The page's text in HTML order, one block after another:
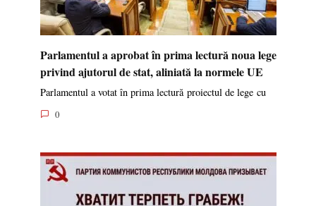
Parlamentul a aprobat în prima lectură noua lege
privind ajutorul de stat, aliniată la normele UE
Parlamentul a votat în prima lectură proiectul de lege cu
0